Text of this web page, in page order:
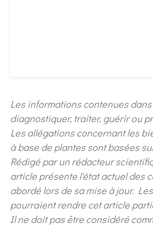
Les informations contenues
diagnostiquer, traiter, guérir ou
Les allégations concernant les
à base de plantes sont basées
Rédigé par un rédacteur
article présente l'état actuel des
abordé lors de sa mise à jour.
pourraient rendre cet article
Il ne doit pas être considéré